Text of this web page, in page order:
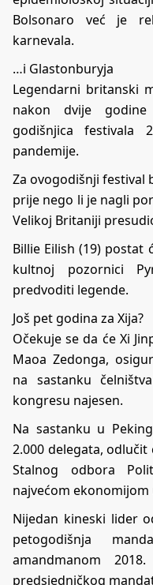
Bolsonaro već je
karnevala.
…i Glastonburyja
Legendarni britanski
nakon dvije
godišnjica
pandemije.
Za ovogodišnji festival
prije nego li je nagli
Velikoj Britaniji
Billie Eilish (19) postat
kultnoj pozornici
predvoditi legende.
Još pet godina za Xija?
Očekuje se da će Xi
Maoa Zedonga,
na sastanku
kongresu najesen.
Na sastanku u
2.000 delegata,
Stalnog odbora
najvećom ekonomijom
Nijedan kineski lider
petogodišnja
amandmanom
predsjedničkog